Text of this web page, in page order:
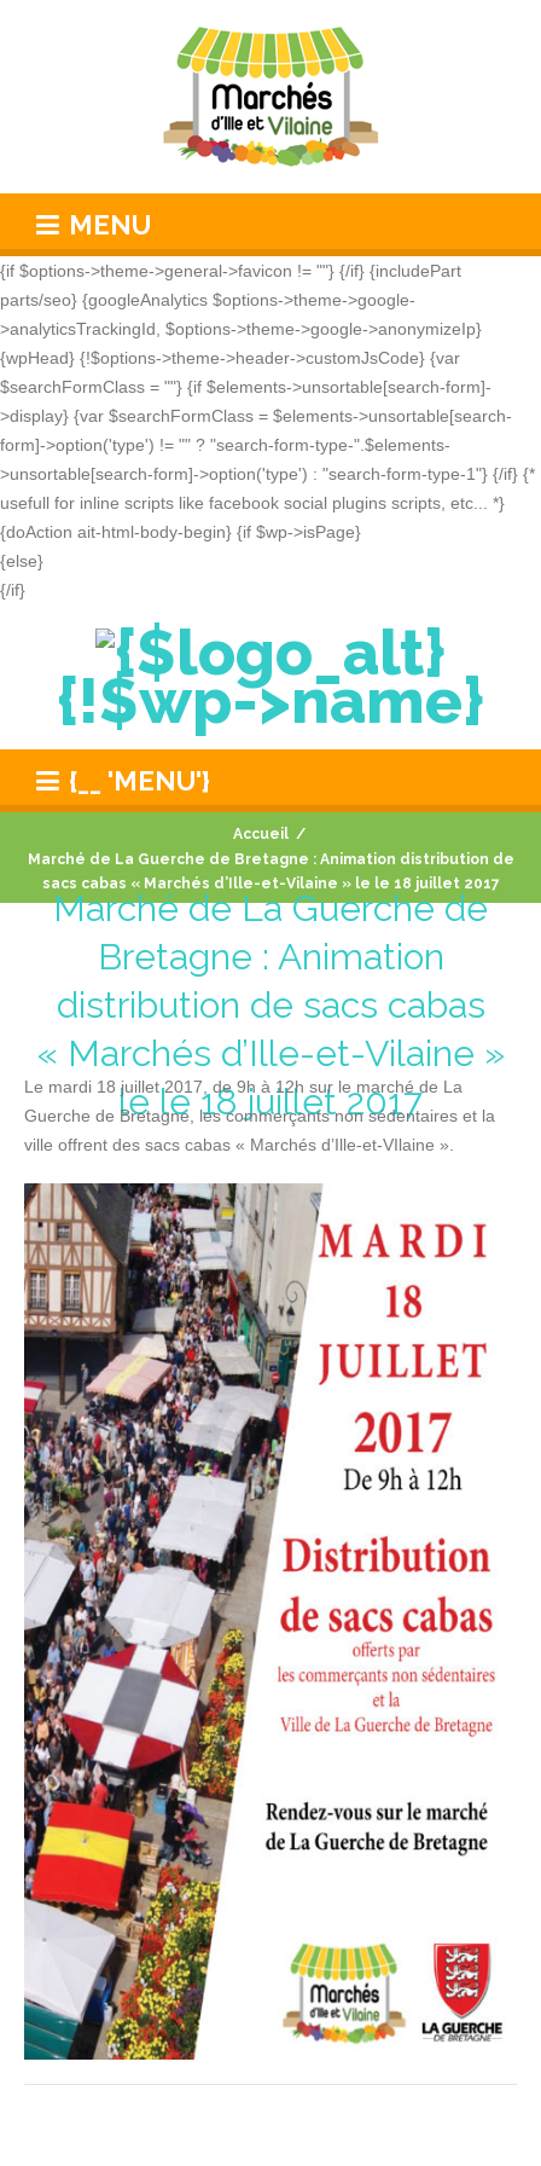
MENU
{if $options->theme->general->favicon != ""} {/if} {includePart
parts/seo} {googleAnalytics $options->theme->google-
>analyticsTrackingId, $options->theme->google->anonymizeIp}
{wpHead} {!$options->theme->header->customJsCode} {var
$searchFormClass = ""} {if $elements->unsortable[search-form]-
>display} {var $searchFormClass = $elements->unsortable[search-
form]->option('type') != "" ? "search-form-type-".$elements-
>unsortable[search-form]->option('type') : "search-form-type-1"} {/if} {*
usefull for inline scripts like facebook social plugins scripts, etc... *}
{doAction ait-html-body-begin} {if $wp->isPage}
{else}
{/if}
{!$wp->name}
{__ 'MENU'}
Marché de La Guerche de
Bretagne : Animation
distribution de sacs cabas
« Marchés d’Ille-et-Vilaine »
le le 18 juillet 2017
Accueil /
Marché de La Guerche de Bretagne : Animation distribution de
sacs cabas « Marchés d’Ille-et-Vilaine » le le 18 juillet 2017
Le mardi 18 juillet 2017, de 9h à 12h sur le marché de La
Guerche de Bretagne, les commerçants non sédentaires et la
ville offrent des sacs cabas « Marchés d’Ille-et-VIlaine ».